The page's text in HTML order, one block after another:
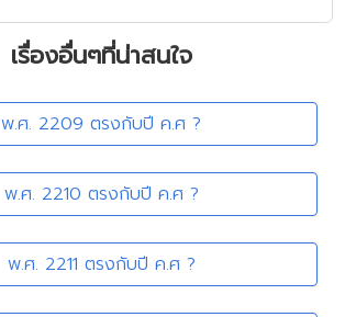
เรื่องอื่นๆที่น่าสนใจ
พ.ศ. 2209 ตรงกับปี ค.ศ ?
พ.ศ. 2210 ตรงกับปี ค.ศ ?
พ.ศ. 2211 ตรงกับปี ค.ศ ?